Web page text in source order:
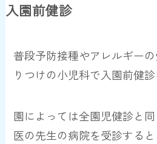
入園前健診
普段予防接種やアレルギー
りつけの小児科で入園前健診
園によっては全園児健診と
医の先生の病院を受診すると